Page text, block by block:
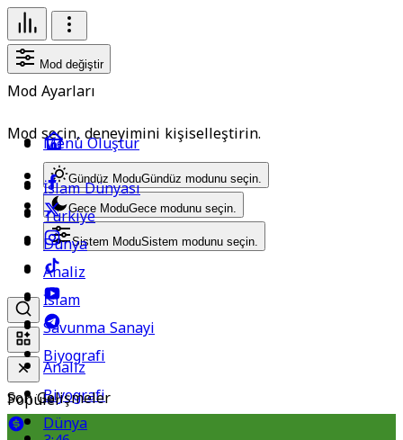
Mod değiştir
Mod Ayarları
Mod seçin, deneyimini kişiselleştirin.
Gündüz ModuGündüz modunu seçin.
Gece ModuGece modunu seçin.
Sistem ModuSistem modunu seçin.
Popüler
Menü Oluştur
Analiz
Biyografi
Dünya
İslam Dünyası
Türkiye
Dünya
Analiz
İslam
Savunma Sanayi
Biyografi
Son Gelişmeler